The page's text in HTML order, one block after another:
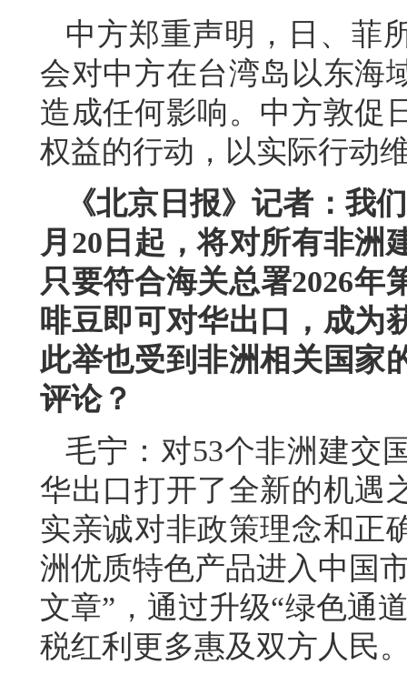
中方郑重声明，日、菲
会对中方在台湾岛以东海
造成任何影响。中方敦促
权益的行动，以实际行动
《北京日报》记者：我
月20日起，将对所有非洲
只要符合海关总署2026年
啡豆即可对华出口，成为
此举也受到非洲相关国家
评论？
毛宁：对53个非洲建交
华出口打开了全新的机遇
实亲诚对非政策理念和正
洲优质特色产品进入中国
文章”，通过升级“绿色通
税红利更多惠及双方人民